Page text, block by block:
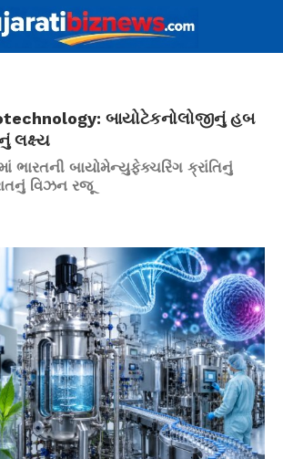
બાયોટેકનોલોજીનું હબ
લક્ષ્ય
ભારતની બાયોમેન્યુફેક્ચરિંગ ક્રાંતિનું
વિઝન રજૂ